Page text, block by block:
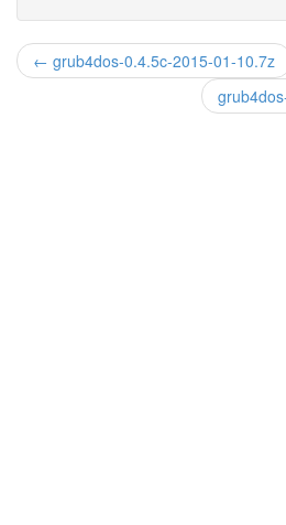
← grub4dos-0.4.5c-2015-01-10.7z